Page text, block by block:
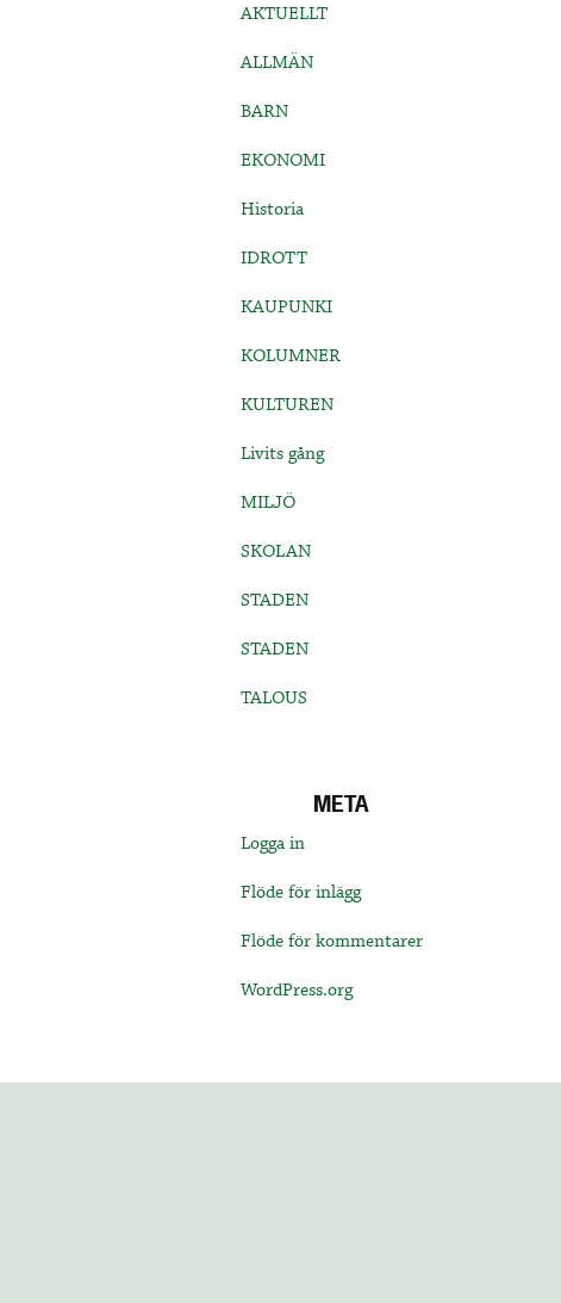
AKTUELLT
ALLMÄN
BARN
EKONOMI
Historia
IDROTT
KAUPUNKI
KOLUMNER
KULTUREN
Livits gång
MILJÖ
SKOLAN
STADEN
STADEN
TALOUS
META
Logga in
Flöde för inlägg
Flöde för kommentarer
WordPress.org